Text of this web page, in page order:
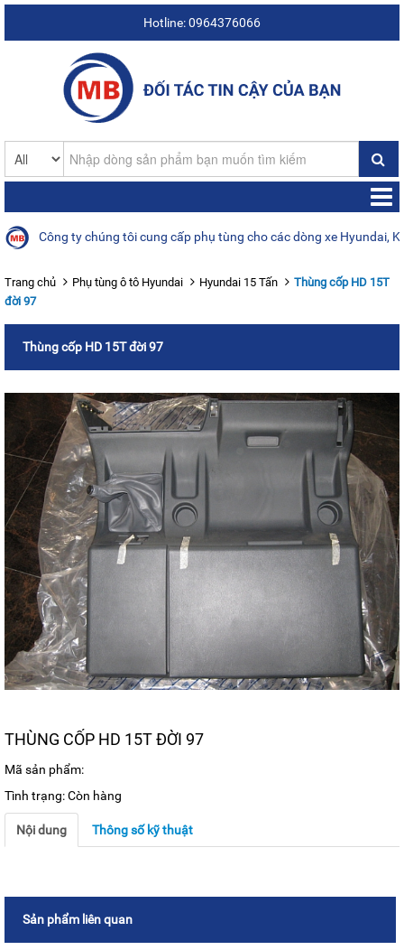
Hotline: 0964376066
Công ty chúng tôi cung cấp phụ tùng cho các dòng xe Hyundai, Kia,
Trang chủ Phụ tùng ô tô Hyundai Hyundai 15 Tấn
Thùng cốp HD 15T
đời 97
Thùng cốp HD 15T đời 97
THÙNG CỐP HD 15T ĐỜI 97
Mã sản phẩm:
Tình trạng: Còn hàng
Nội dung Thông số kỹ thuật
Sản phẩm liên quan